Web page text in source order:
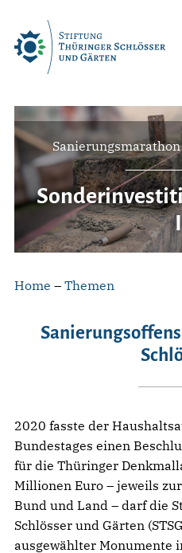
content
I
Home – Themen
2020 fasste der
Bundestages einen
für die Thüringer
Millionen Euro – jeweils
Bund und Land – darf die
Schlösser und Gärten
ausgewählter Monumente